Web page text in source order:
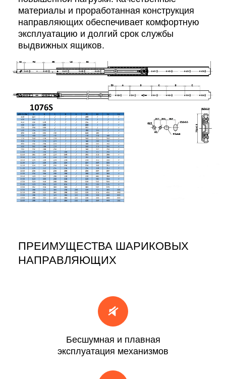
материалы и проработанная конструкция
направляющих обеспечивает комфортную
эксплуатацию и долгий срок службы
выдвижных ящиков.
ПРЕИМУЩЕСТВА ШАРИКОВЫХ
НАПРАВЛЯЮЩИХ
Бесшумная и плавная
эксплуатация механизмов